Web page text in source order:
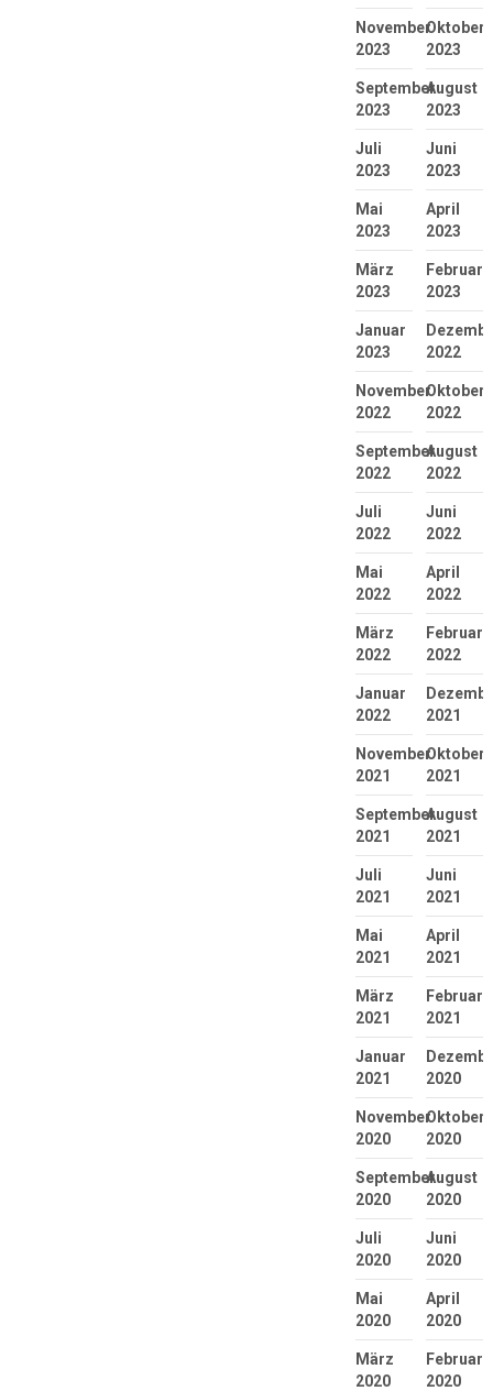
November
2023
Oktober
2023
September
2023
August
2023
Juli
2023
Juni
2023
Mai
2023
April
2023
März
2023
Februar
2023
Januar
2023
2022
November
2022
Oktober
2022
September
2022
August
2022
Juli
2022
Juni
2022
Mai
2022
April
2022
März
2022
Februar
2022
Januar
2022
2021
November
2021
Oktober
2021
September
2021
August
2021
Juli
2021
Juni
2021
Mai
2021
April
2021
März
2021
Februar
2021
Januar
2021
2020
November
2020
Oktober
2020
September
2020
August
2020
Juli
2020
Juni
2020
Mai
2020
April
2020
März
2020
Februar
2020